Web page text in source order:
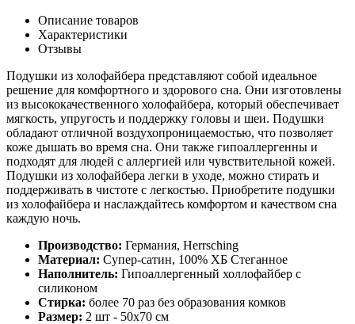
Описание товаров
Характеристики
Отзывы
Подушки из холофайбера представляют собой идеальное
решение для комфортного и здорового сна. Они изготовлены
из высококачественного холофайбера, который обеспечивает
мягкость, упругость и поддержку головы и шеи. Подушки
обладают отличной воздухопроницаемостью, что позволяет
коже дышать во время сна. Они также гипоаллергенны и
подходят для людей с аллергией или чувствительной кожей.
Подушки из холофайбера легки в уходе, можно стирать и
поддерживать в чистоте с легкостью. Приобретите подушки
из холофайбера и наслаждайтесь комфортом и качеством сна
каждую ночь.
Производство: Германия, Herrsching
Материал: Супер-сатин, 100% ХБ Стеганное
Наполнитель: Гипоаллергенный холлофайбер с
силиконом
Стирка: более 70 раз без образования комков
Размер: 2 шт - 50х70 см